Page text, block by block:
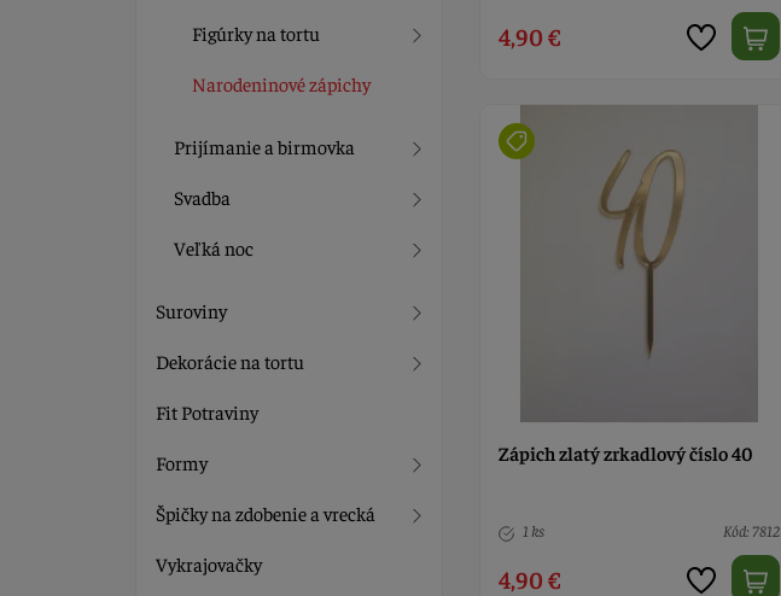
4,90 €
Zápich zlatý zrkadlový číslo 40
1 ks Kód: 7812
4,90 €
Figúrky na tortu
Narodeninové zápichy
Prijímanie a birmovka
Svadba
Veľká noc
Suroviny
Dekorácie na tortu
Fit Potraviny
Formy
Špičky na zdobenie a vrecká
Vykrajovačky